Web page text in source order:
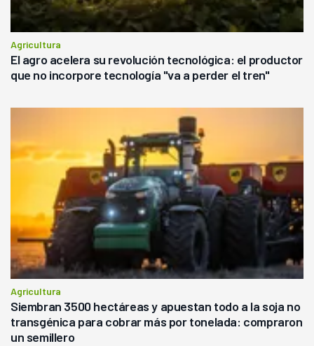
Agricultura
El agro acelera su revolución tecnológica: el productor
que no incorpore tecnología "va a perder el tren"
Agricultura
Siembran 3500 hectáreas y apuestan todo a la soja no
transgénica para cobrar más por tonelada: compraron
un semillero